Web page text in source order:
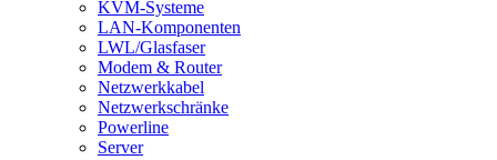
KVM-Systeme
LAN-Komponenten
LWL/Glasfaser
Modem & Router
Netzwerkkabel
Netzwerkschränke
Powerline
Server